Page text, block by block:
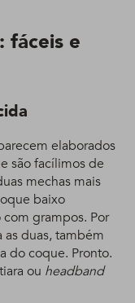
fáceis e
elaborados
são facílimos de
mechas mais
baixo
grampos. Por
as duas, também
do coque. Pronto.
ou headband